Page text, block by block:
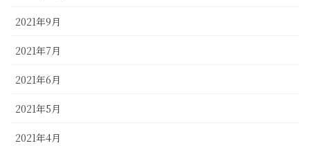
2021年9月
2021年7月
2021年6月
2021年5月
2021年4月